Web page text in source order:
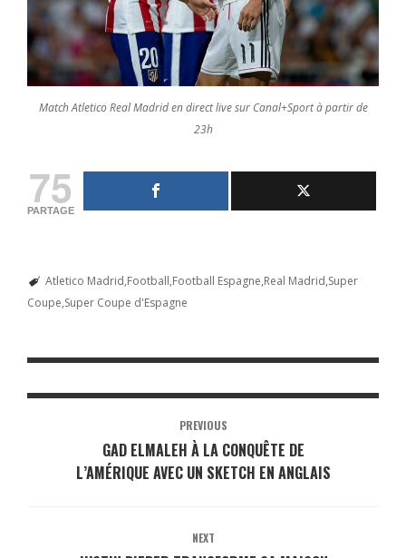
Match Atletico Real Madrid en direct live sur Canal+Sport à partir de
23h
75
PARTAGE
Atletico Madrid Football Football Espagne Real Madrid Super
Coupe Super Coupe d'Espagne
PREVIOUS
GAD ELMALEH À LA CONQUÊTE DE
L’AMÉRIQUE AVEC UN SKETCH EN ANGLAIS
NEXT